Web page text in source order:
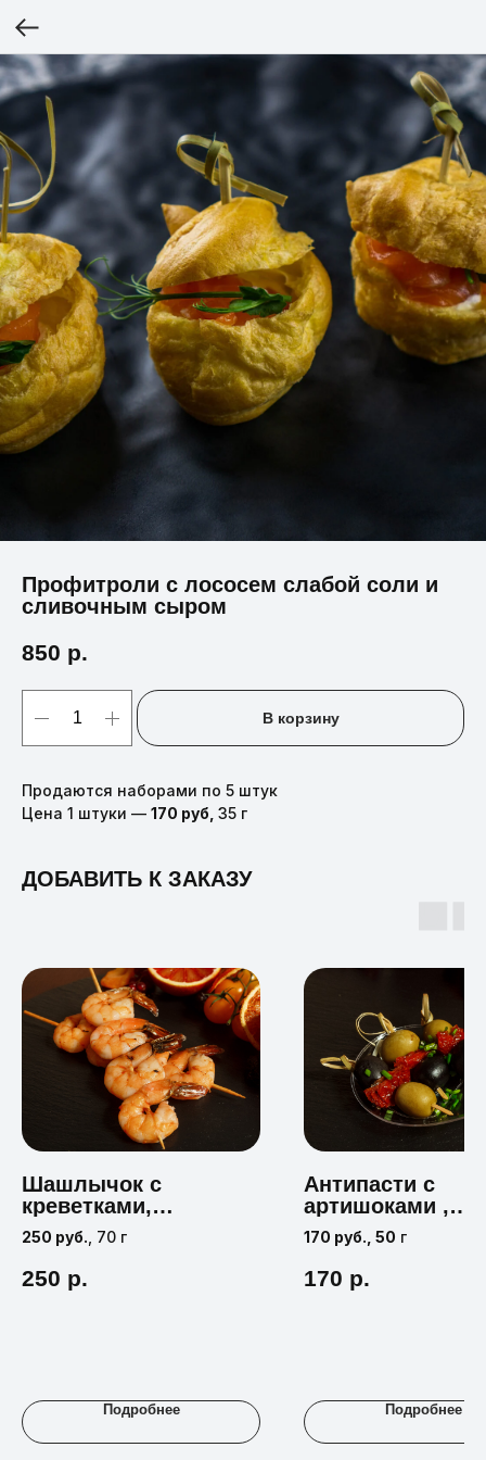
Профитроли с лососем слабой соли и
сливочным сыром
850 р.
В корзину
Продаются наборами по 5 штук
Цена 1 штуки — 170 руб, 35 г
ДОБАВИТЬ К ЗАКАЗУ
Шашлычок с
креветками,
чесноком и
цитрусами
250 руб. , 70 г
250 р.
Подробнее
Антипасти с
артишоками ,
томатами,
и маслинами
170 руб., 50 г
170 р.
Подробнее